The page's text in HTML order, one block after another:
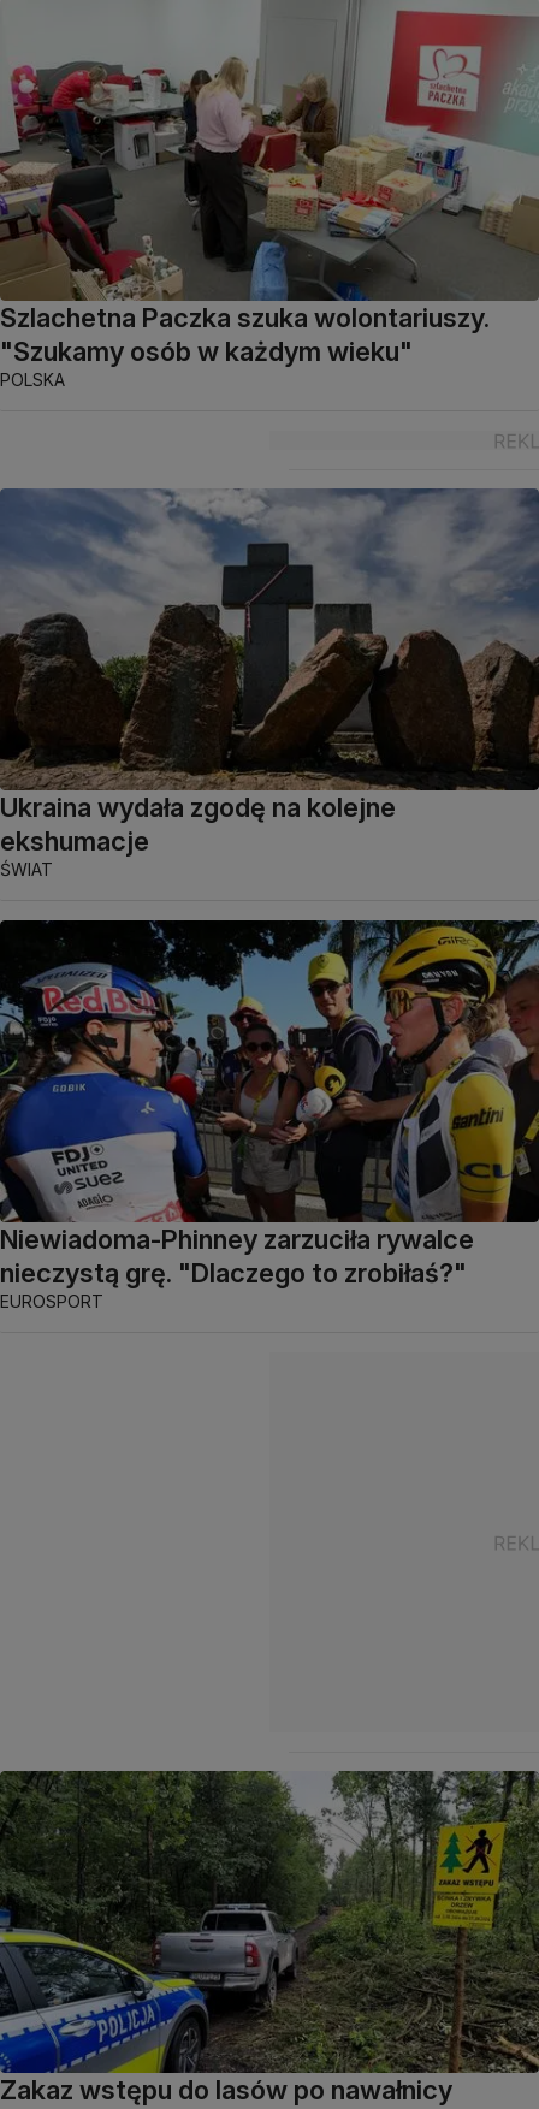
Szlachetna Paczka szuka wolontariuszy.
"Szukamy osób w każdym wieku"
POLSKA
Ukraina wydała zgodę na kolejne
ekshumacje
ŚWIAT
Niewiadoma-Phinney zarzuciła rywalce
nieczystą grę. "Dlaczego to zrobiłaś?"
EUROSPORT
Zakaz wstępu do lasów po nawałnicy